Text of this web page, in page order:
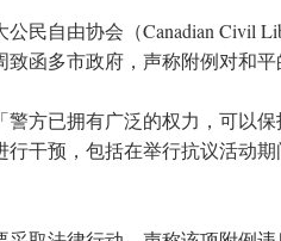
民自由协会（Canadian Civil
致函多市政府，声称附例对和
警方已拥有广泛的权力，可以
行干预，包括在举行抗议活动